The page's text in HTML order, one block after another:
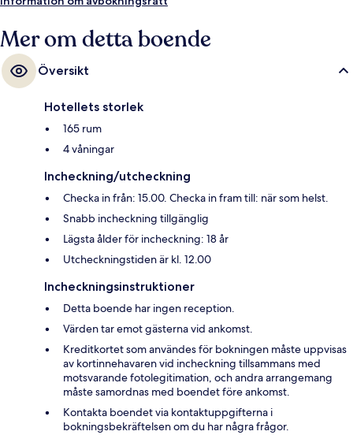
Mer om detta boende
Översikt
Hotellets storlek
165 rum
4 våningar
Incheckning/utcheckning
Checka in från: 15.00. Checka in fram till: när som helst.
Snabb incheckning tillgänglig
Lägsta ålder för incheckning: 18 år
Utcheckningstiden är kl. 12.00
Incheckningsinstruktioner
Detta boende har ingen reception.
Värden tar emot gästerna vid ankomst.
Kreditkortet som användes för bokningen måste uppvisas
av kortinnehavaren vid incheckning tillsammans med
motsvarande fotolegitimation, och andra arrangemang
måste samordnas med boendet före ankomst.
Kontakta boendet via kontaktuppgifterna i
bokningsbekräftelsen om du har några frågor.